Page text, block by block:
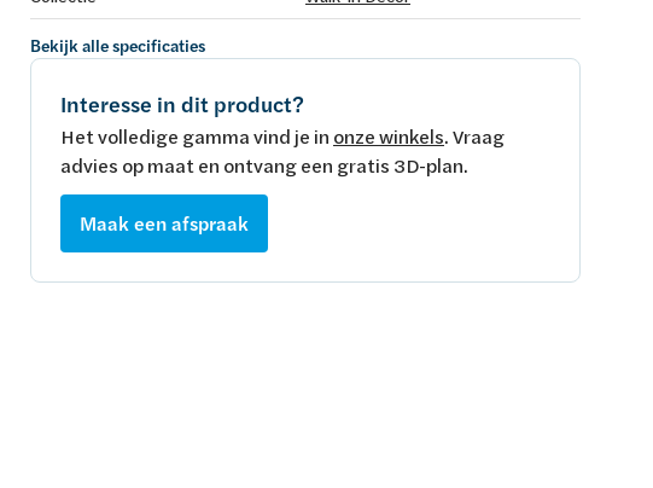
Bekijk alle specificaties
Interesse in dit product?
Het volledige gamma vind je in onze winkels. Vraag
advies op maat en ontvang een gratis 3D-plan.
Maak een afspraak